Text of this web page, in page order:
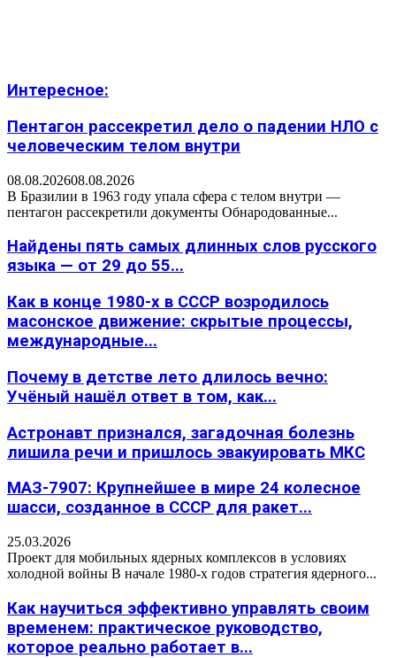
Интересное:
Пентагон рассекретил дело о падении НЛО с
человеческим телом внутри
08.08.202608.08.2026
В Бразилии в 1963 году упала сфера с телом внутри —
пентагон рассекретили документы Обнародованные...
Найдены пять самых длинных слов русского
языка — от 29 до 55...
Как в конце 1980-х в СССР возродилось
масонское движение: скрытые процессы,
международные...
Почему в детстве лето длилось вечно:
Учёный нашёл ответ в том, как...
Астронавт признался, загадочная болезнь
лишила речи и пришлось эвакуировать МКС
МАЗ-7907: Крупнейшее в мире 24 колесное
шасси, созданное в СССР для ракет...
25.03.2026
Проект для мобильных ядерных комплексов в условиях
холодной войны В начале 1980-х годов стратегия ядерного...
Как научиться эффективно управлять своим
временем: практическое руководство,
которое реально работает в...